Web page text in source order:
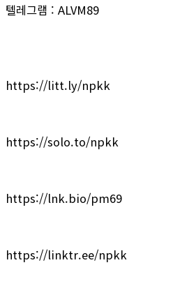
텔레그램 : ALVM89
https://litt.ly/npkk
https://solo.to/npkk
https://lnk.bio/pm69
https://linktr.ee/npkk